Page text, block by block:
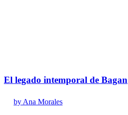
El legado intemporal de Bagan
by Ana Morales